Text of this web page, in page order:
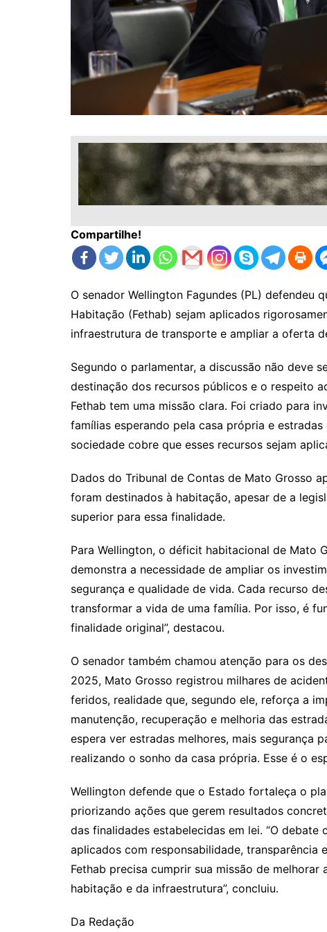
Compartilhe!
O senador Wellington Fagundes (PL) defendeu
Habitação (Fethab) sejam aplicados
infraestrutura de transporte e ampliar a oferta
Segundo o parlamentar, a discussão não deve
destinação dos recursos públicos e o respeito
Fethab tem uma missão clara. Foi criado para
famílias esperando pela casa própria e
sociedade cobre que esses recursos sejam
Dados do Tribunal de Contas de Mato Grosso
foram destinados à habitação, apesar de a
superior para essa finalidade.
Para Wellington, o déficit habitacional de Mato
demonstra a necessidade de ampliar os
segurança e qualidade de vida. Cada recurso
transformar a vida de uma família. Por isso, é
finalidade original”, destacou.
O senador também chamou atenção para os
2025, Mato Grosso registrou milhares de
feridos, realidade que, segundo ele, reforça a
manutenção, recuperação e melhoria das
espera ver estradas melhores, mais segurança
realizando o sonho da casa própria. Esse é o
Wellington defende que o Estado fortaleça o
priorizando ações que gerem resultados
das finalidades estabelecidas em lei. “O
aplicados com responsabilidade, transparência
Fethab precisa cumprir sua missão de
habitação e da infraestrutura”, concluiu.
Da Redação